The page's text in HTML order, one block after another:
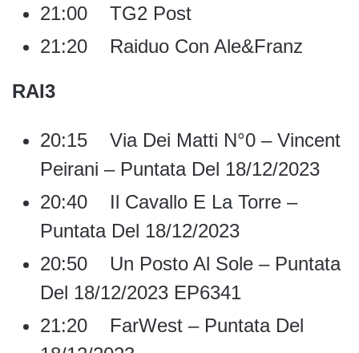
21:00 TG2 Post
21:20 Raiduo Con Ale&Franz
RAI3
20:15 Via Dei Matti N°0 – Vincent
Peirani – Puntata Del 18/12/2023
20:40 Il Cavallo E La Torre –
Puntata Del 18/12/2023
20:50 Un Posto Al Sole – Puntata
Del 18/12/2023 EP6341
21:20 FarWest – Puntata Del